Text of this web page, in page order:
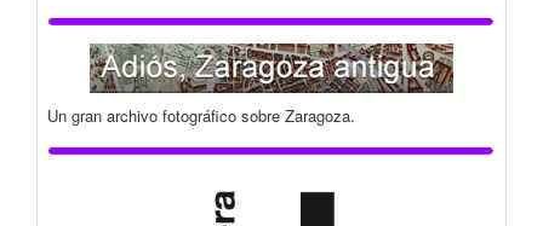
Un gran archivo fotográfico sobre Zaragoza.